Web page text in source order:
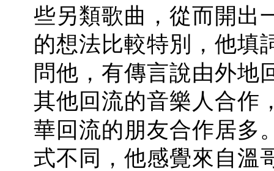
些另類歌曲，從而開出
的想法比較特別，他填
問他，有傳言說由外地
其他回流的音樂人合作
華回流的朋友合作居多
式不同，他感覺來自溫